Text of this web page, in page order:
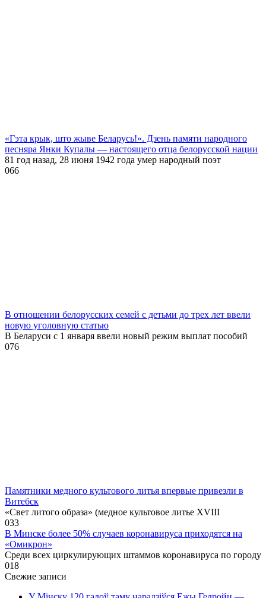
«Гэта крык, што жыве Беларусь!». Дзень памяти народного
песняра Янки Купалы — настоящего отца белорусской нации
81 год назад, 28 июня 1942 года умер народный поэт
066
В отношении белорусских семей с детьми до трех лет ввели
новую уголовную статью
В Беларуси с 1 января ввели новый режим выплат пособий
076
Памятники медного культового литья впервые привезли в
Витебск
«Свет литого образа» (медное культовое литье XVIII
033
В Минске более 50% случаев коронавируса приходятся на
«Омикрон»
Среди всех циркулирующих штаммов коронавируса по городу
018
Свежие записи